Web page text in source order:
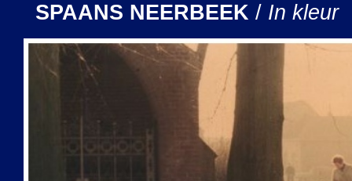
SPAANS NEERBEEK / In kleur